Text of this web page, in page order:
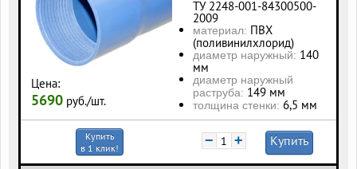
Цена:
5690 руб./шт.
ТУ 2248-001-84300500-
2009
материал: ПВХ
(поливинилхлорид)
диаметр наружный: 140
мм
диаметр наружный
раструба: 149 мм
толщина стенки: 6,5 мм
Купить
в 1 клик!
− + Купить